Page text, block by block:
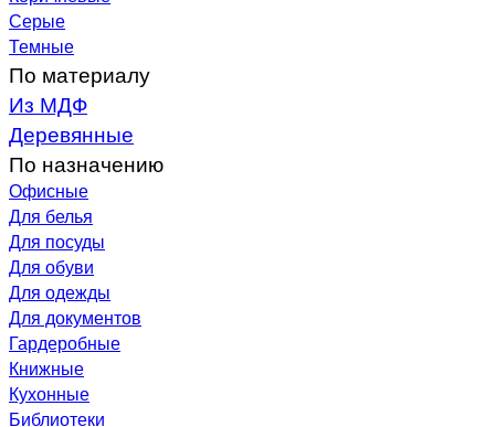
Серые
Темные
По материалу
Из МДФ
Деревянные
По назначению
Офисные
Для белья
Для посуды
Для обуви
Для одежды
Для документов
Гардеробные
Книжные
Кухонные
Библиотеки